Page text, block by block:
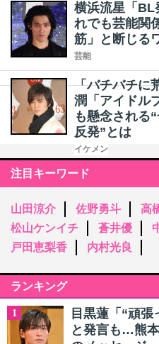
横浜流星「BL
れでも芸能関
筋」と断じる
芸能
「バチバチに
潤「アイドル
も懸念される
反発”とは
イケメン
注目キーワード
山田涼介 佐野勇斗 高
松山ケンイチ
蒼井優
戸田恵梨香
内村光良
ランキング
1
目黒蓮「“頑張
と発言も…熊